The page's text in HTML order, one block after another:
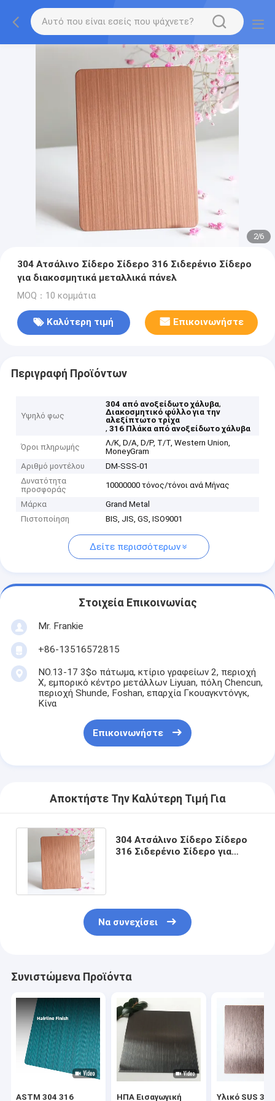
2/6
304 Ατσάλινο Σίδερο Σίδερο 316 Σιδερένιο Σίδερο
για διακοσμητικά μεταλλικά πάνελ
MOQ：10 κομμάτια
Καλύτερη τιμή Επικοινωνήστε
Περιγραφή Προϊόντων
Υψηλό φως
304 από ανοξείδωτο χάλυβα,
Διακοσμητικό φύλλο για την
αλεξίπτωτο τρίχα
,316 Πλάκα από ανοξείδωτο χάλυβα
Όροι πληρωμής
Λ/Κ, D/A, D/P, T/T, Western Union,
MoneyGram
Αριθμό μοντέλου
DM-SSS-01
Δυνατότητα
προσφοράς
10000000 τόνος/τόνοι ανά Μήνας
Μάρκα
Grand Metal
Πιστοποίηση
BIS, JIS, GS, ISO9001
Δείτε περισσότερων
Στοιχεία Επικοινωνίας
Mr. Frankie
+86-13516572815
NO.13-17 3$ο πάτωμα, κτίριο γραφείων 2, περιοχή
Χ, εμπορικό κέντρο μετάλλων Liyuan, πόλη Chencun,
περιοχή Shunde, Foshan, επαρχία Γκουαγκντόνγκ,
Κίνα
Επικοινωνήστε
Αποκτήστε Την Καλύτερη Τιμή Για
304 Ατσάλινο Σίδερο Σίδερο
316 Σιδερένιο Σίδερο για
Να συνεχίσει
Συνιστώμενα Προϊόντα
ASTM 304 316 ΗΠΑ Εισαγωγική Υλικό SUS